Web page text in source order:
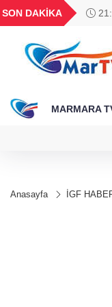
SON DAKİKA
BGN
28,0626
MARMARA
Anasayfa İGF